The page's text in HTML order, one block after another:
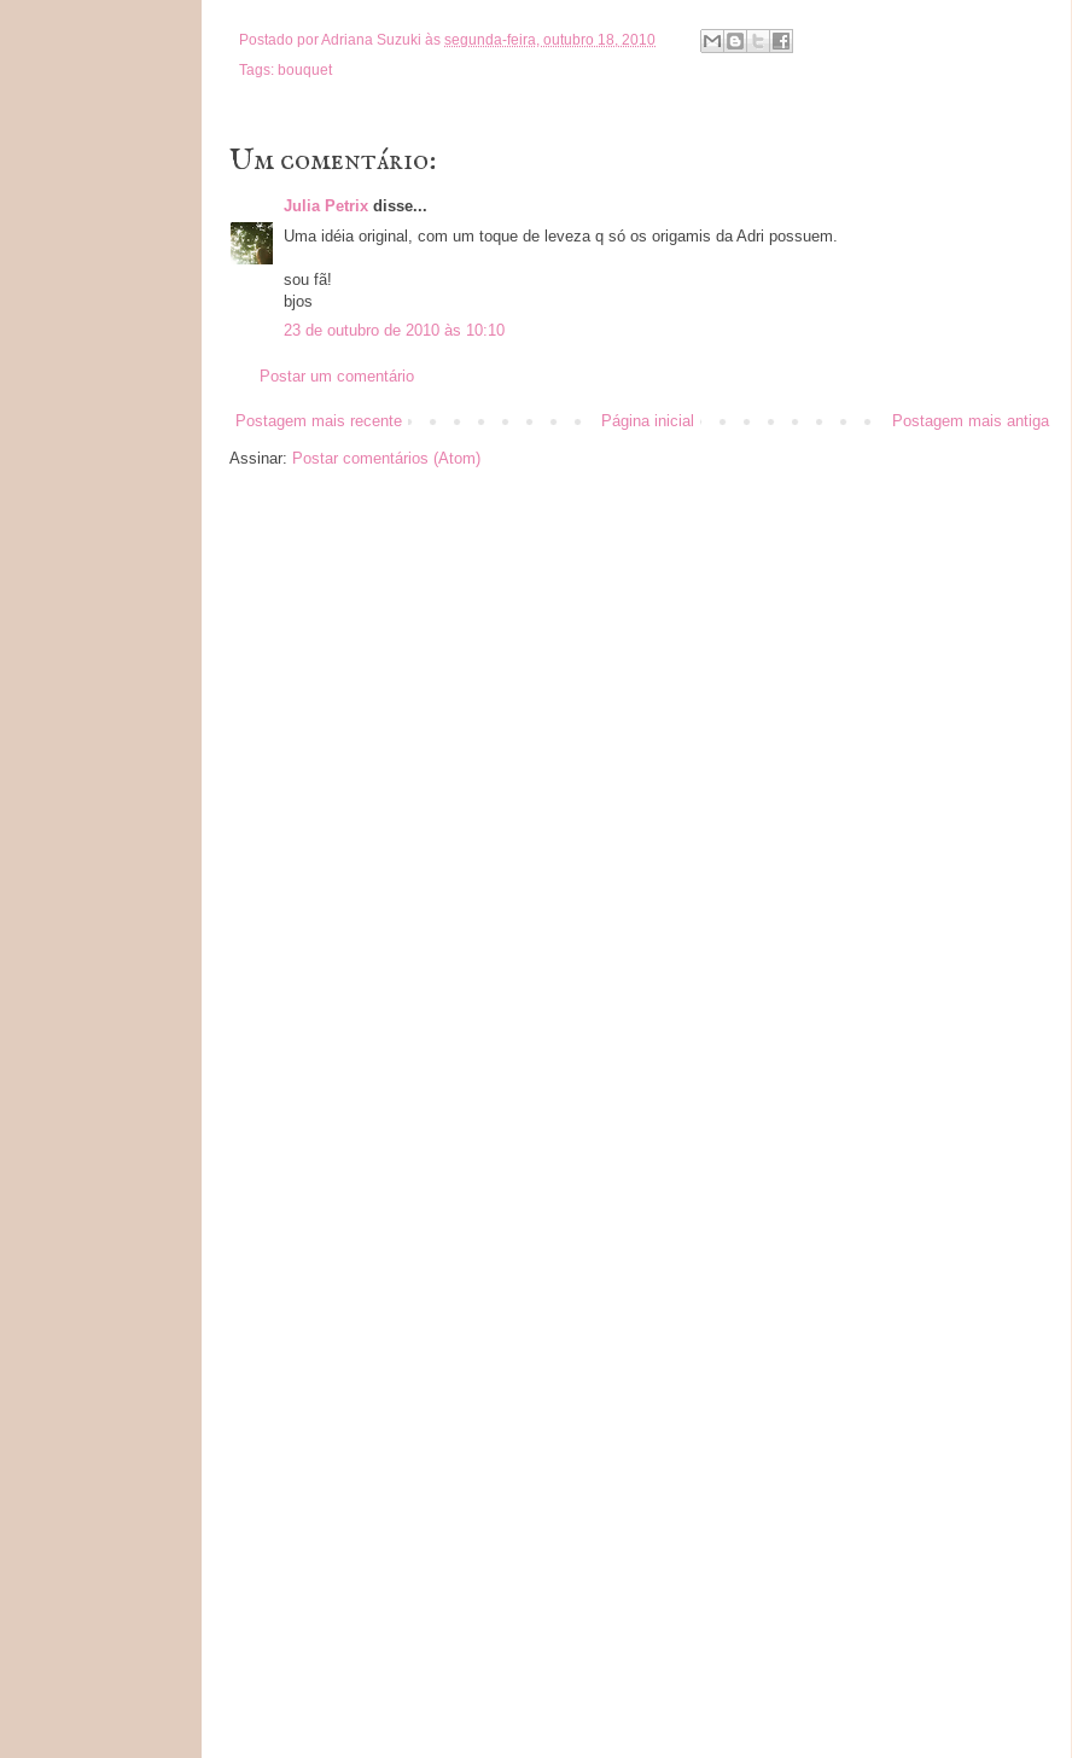
Postado porAdriana Suzuki às segunda-feira, outubro 18, 2010
Tags: bouquet
Um comentário:
Julia Petrix disse...
Uma idéia original, com um toque de leveza q só os origamis da Adri possuem.
sou fã!
bjos
23 de outubro de 2010 às 10:10
Postar um comentário
Postagem mais recente Postagem mais antiga
Página inicial
Assinar: Postar comentários (Atom)